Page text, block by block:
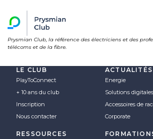
Prysmian Club, la référence des électriciens et des
télécoms et de la fibre.
LE CLUB
PlayToConnect
+ 10 ans du club
Inscription
Nous contacter
ACTUALITÉS
Energie
Solutions digitales
Accessoires de
Corporate
RESSOURCES